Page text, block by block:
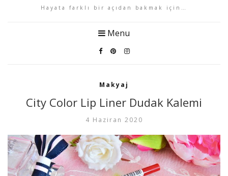
Hayata farklı bir açıdan bakmak için…
Menu
Makyaj
City Color Lip Liner Dudak Kalemi
4 Haziran 2020